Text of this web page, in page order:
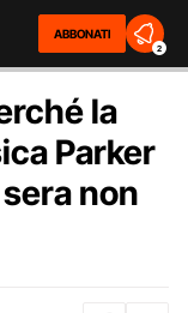
ABBONATI
2
la
Parker
non